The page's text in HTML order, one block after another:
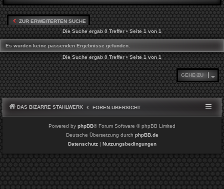
H
E
ZUR ERWEITERTEN SUCHE
Die Suche ergab 0 Treffer • Seite1von1
Es wurden keine passenden Ergebnisse gefunden.
Die Suche ergab 0 Treffer • Seite1von1
GEHE ZU
DAS BIZARRE STAHLWERK FOREN-ÜBERSICHT
Powered by phpBB® Forum Software © phpBB Limited
Deutsche Übersetzung durch phpBB.de
Datenschutz| Nutzungsbedingungen